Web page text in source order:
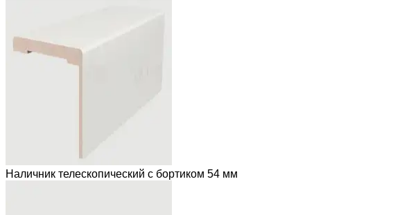
Наличник телескопический с бортиком 54 мм